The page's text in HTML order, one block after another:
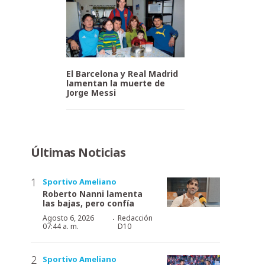
El Barcelona y Real Madrid
lamentan la muerte de
Jorge Messi
Últimas Noticias
Sportivo Ameliano
Roberto Nanni lamenta
las bajas, pero confía
Agosto 6, 2026
07:44 a. m.
· Redacción
D10
Sportivo Ameliano